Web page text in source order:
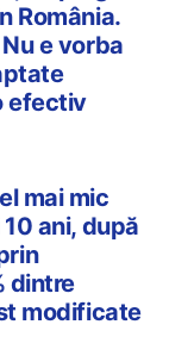
România.
e vorba
efectiv
mai mic
ani, după
dintre
modificate